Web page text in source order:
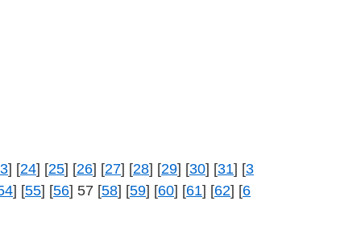
] [24] [25] [26] [27] [28] [29] [30] [31] [3
] [55] [56] 57 [58] [59] [60] [61] [62] [6